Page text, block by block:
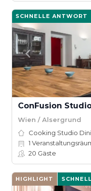
SCHNELLE ANTWORT
ConFusion
Wien / Alsergrund
Cooking Studio
1
20 Gäste
HIGHLIGHT